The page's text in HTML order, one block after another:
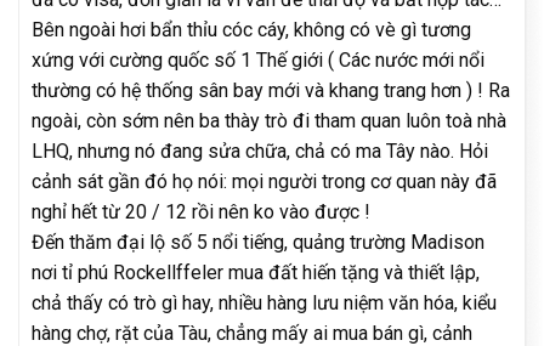
Bên ngoài hơi bẩn thỉu cóc cáy, không có vè gì tương
xứng với cường quốc số 1 Thế giới ( Các nước mới nổi
thường có hệ thống sân bay mới và khang trang hơn ) ! Ra
ngoài, còn sớm nên ba thày trò đi tham quan luôn toà nhà
LHQ, nhưng nó đang sửa chữa, chả có ma Tây nào. Hỏi
cảnh sát gần đó họ nói: mọi người trong cơ quan này đã
nghỉ hết từ 20 / 12 rồi nên ko vào được !
Đến thăm đại lộ số 5 nổi tiếng, quảng trường Madison
nơi tỉ phú Rockellffeler mua đất hiến tặng và thiết lập,
chả thấy có trò gì hay, nhiều hàng lưu niệm văn hóa, kiểu
hàng chợ, rặt của Tàu, chẳng mấy ai mua bán gì, cảnh